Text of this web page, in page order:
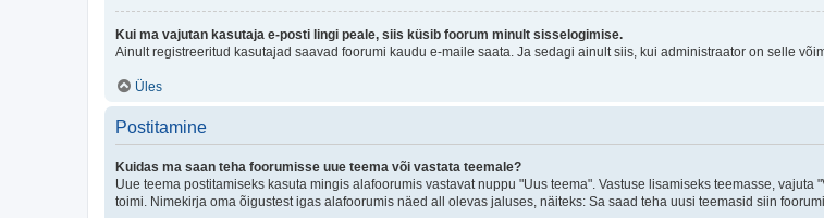
Kui ma vajutan kasutaja e-posti lingi peale, siis küsib foorum minult sisselogimise.
Ainult registreeritud kasutajad saavad foorumi kaudu e-maile saata. Ja sedagi ainult siis, kui administraator on selle
Üles
Postitamine
Kuidas ma saan teha foorumisse uue teema või vastata teemale?
Uue teema postitamiseks kasuta mingis alafoorumis vastavat nuppu "Uus teema". Vastuse lisamiseks teemasse,
toimi. Nimekirja oma õigustest igas alafoorumis näed all olevas jaluses, näiteks: Sa saad teha uusi teemasid siin